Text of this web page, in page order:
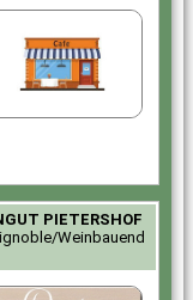
PIETERSHOF
Weinbauend